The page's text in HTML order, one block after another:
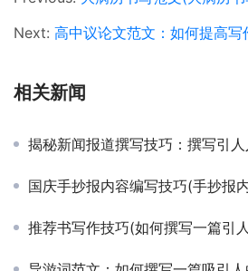
Next:高中议论文范文：如何提高写作水平(高中生